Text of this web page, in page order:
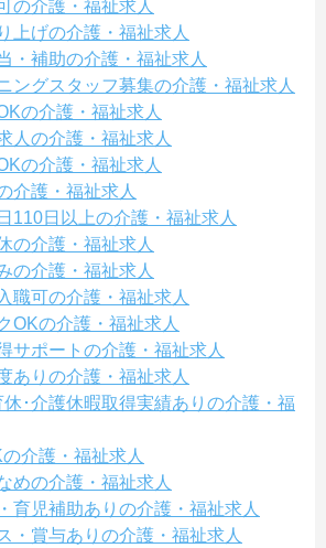
の介護・福祉求人
上げの介護・福祉求人
・補助の介護・福祉求人
ングスタッフ募集の介護・福祉求人
の介護・福祉求人
人の介護・福祉求人
の介護・福祉求人
介護・福祉求人
110日以上の介護・福祉求人
の介護・福祉求人
の介護・福祉求人
職可の介護・福祉求人
OKの介護・福祉求人
サポートの介護・福祉求人
ありの介護・福祉求人
･介護休暇取得実績ありの介護・福
介護・福祉求人
めの介護・福祉求人
育児補助ありの介護・福祉求人
・賞与ありの介護・福祉求人